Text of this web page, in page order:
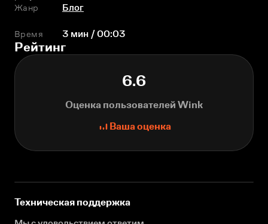
Жанр
Блог
Время 3 мин / 00:03
Рейтинг
6.6
Оценка пользователей Wink
Ваша оценка
Техническая поддержка